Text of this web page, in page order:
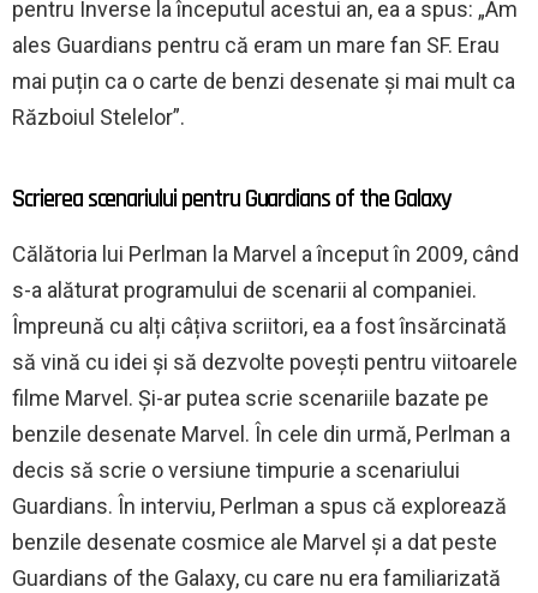
pentru Inverse la începutul acestui an, ea a spus: „Am
ales Guardians pentru că eram un mare fan SF. Erau
mai puțin ca o carte de benzi desenate și mai mult ca
Războiul Stelelor”.
Scrierea scenariului pentru Guardians of the Galaxy
Călătoria lui Perlman la Marvel a început în 2009, când
s-a alăturat programului de scenarii al companiei.
Împreună cu alți câțiva scriitori, ea a fost însărcinată
să vină cu idei și să dezvolte povești pentru viitoarele
filme Marvel. Și-ar putea scrie scenariile bazate pe
benzile desenate Marvel. În cele din urmă, Perlman a
decis să scrie o versiune timpurie a scenariului
Guardians. În interviu, Perlman a spus că explorează
benzile desenate cosmice ale Marvel și a dat peste
Guardians of the Galaxy, cu care nu era familiarizată